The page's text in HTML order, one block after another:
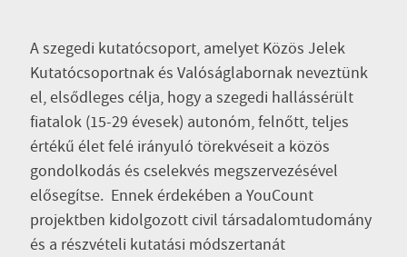
A szegedi kutatócsoport, amelyet Közös Jelek
Kutatócsoportnak és Valóságlabornak neveztünk
el, elsődleges célja, hogy a szegedi hallássérült
fiatalok (15-29 évesek) autonóm, felnőtt, teljes
értékű élet felé irányuló törekvéseit a közös
gondolkodás és cselekvés megszervezésével
elősegítse. Ennek érdekében a YouCount
projektben kidolgozott civil társadalomtudomány
és a részvételi kutatási módszertanát